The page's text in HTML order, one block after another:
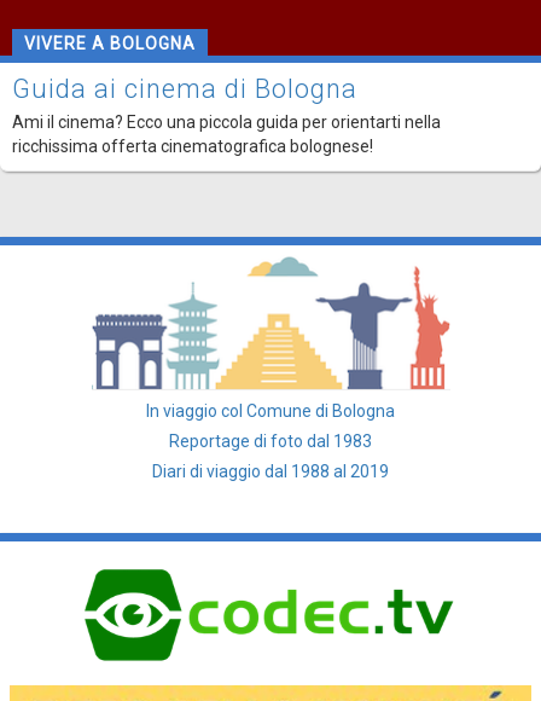
VIVERE A BOLOGNA
Guida ai cinema di Bologna
Ami il cinema? Ecco una piccola guida per orientarti nella
ricchissima offerta cinematografica bolognese!
In viaggio col Comune di Bologna
Reportage di foto dal 1983
Diari di viaggio dal 1988 al 2019